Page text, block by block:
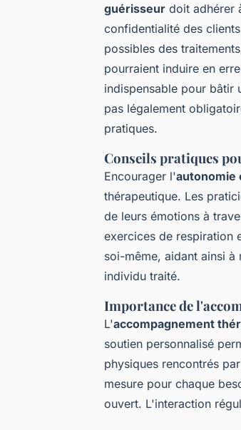
guérisseur doit adhérer
confidentialité des
possibles des
pourraient induire en
indispensable pour bâtir
pas légalement
pratiques.
Conseils pratiques
Encourager l'autonomie
thérapeutique. Les
de leurs émotions à
exercices de respiration
soi-même, aidant ainsi
individu traité.
Importance de
L'accompagnement
soutien personnalisé
physiques rencontrés
mesure pour chaque
ouvert. L'interaction